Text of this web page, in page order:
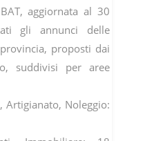
aggiornata al 30
gli annunci delle
proposti dai
suddivisi per aree
Artigianato, Noleggio: